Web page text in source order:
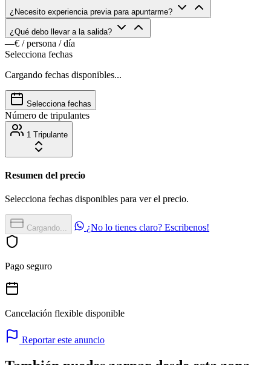
¿Necesito experiencia previa para apuntarme?
¿Qué debo llevar a la salida?
—€ / persona / día
Selecciona fechas
Cargando fechas disponibles...
Selecciona fechas
Número de tripulantes
1 Tripulante
Resumen del precio
Selecciona fechas disponibles para ver el precio.
Cargando... ¿No lo tienes claro? Escribenos!
Pago seguro
Cancelación flexible disponible
Reportar este anuncio